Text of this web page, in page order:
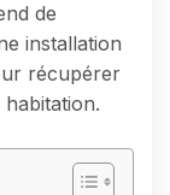
de
installation
récupérer